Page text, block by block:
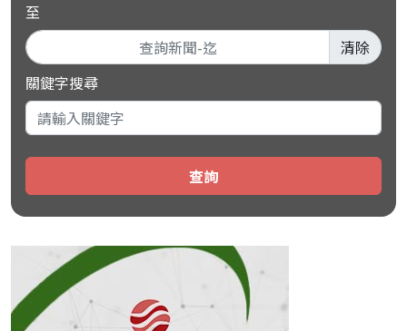
至
清除
關鍵字搜尋
查詢